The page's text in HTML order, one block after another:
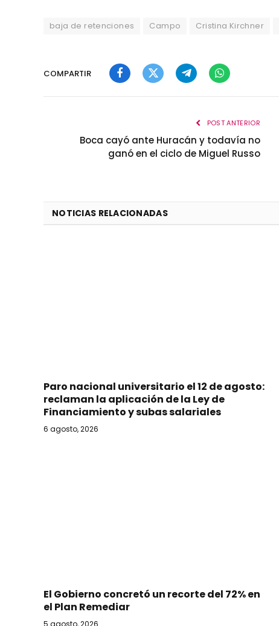
baja de retenciones Campo Cristina Kirchner
COMPARTIR
FacebookTwitterTelegramWhatsApp
POST ANTERIOR
Boca cayó ante Huracán y todavía no
ganó en el ciclo de Miguel Russo
NOTICIAS RELACIONADAS
Paro nacional universitario el 12 de agosto:
reclaman la aplicación de la Ley de
Financiamiento y subas salariales
6 agosto, 2026
El Gobierno concretó un recorte del 72% en
el Plan Remediar